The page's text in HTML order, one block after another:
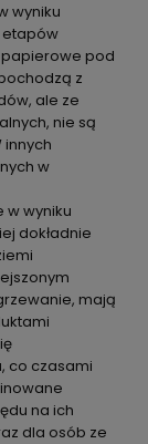
wyniku
etapów
papierowe pod
z
ale ze
nie są
w
w wyniku
dokładnie
mają
co czasami
na ich
dla osób ze